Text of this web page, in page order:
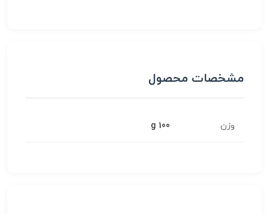
مشخصات محصول
وزن 100 g